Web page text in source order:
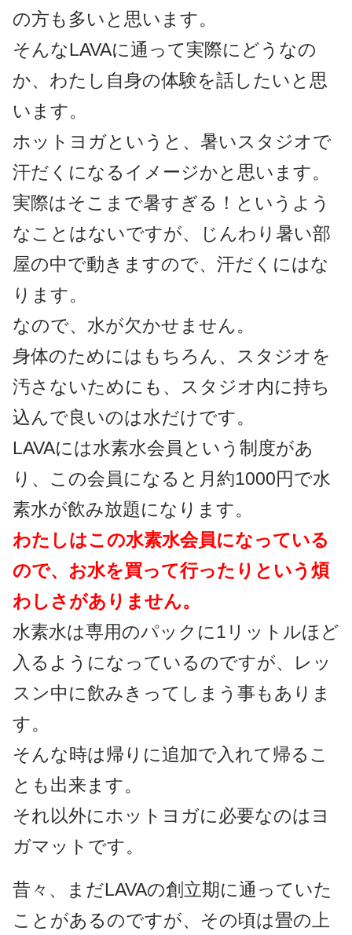
の方も多いと思います。
そんなLAVAに通って実際にどうなの
か、わたし自身の体験を話したいと思
います。
ホットヨガというと、暑いスタジオで
汗だくになるイメージかと思います。
実際はそこまで暑すぎる！というよう
なことはないですが、じんわり暑い部
屋の中で動きますので、汗だくにはな
ります。
なので、水が欠かせません。
身体のためにはもちろん、スタジオを
汚さないためにも、スタジオ内に持ち
込んで良いのは水だけです。
LAVAには水素水会員という制度があ
り、この会員になると月約1000円で水
素水が飲み放題になります。
わたしはこの水素水会員になっている
ので、お水を買って行ったりという煩
わしさがありません。
水素水は専用のパックに1リットルほど
入るようになっているのですが、レッ
スン中に飲みきってしまう事もありま
す。
そんな時は帰りに追加で入れて帰るこ
とも出来ます。
それ以外にホットヨガに必要なのはヨ
ガマットです。
昔々、まだLAVAの創立期に通っていた
ことがあるのですが、その頃は畳の上